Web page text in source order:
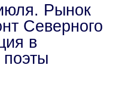
Рынок
Северного
в